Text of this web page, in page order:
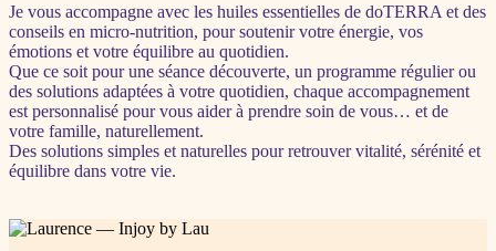
Je vous accompagne avec les huiles essentielles de doTERRA et des
conseils en micro-nutrition, pour soutenir votre énergie, vos
émotions et votre équilibre au quotidien.
Que ce soit pour une séance découverte, un programme régulier ou
des solutions adaptées à votre quotidien, chaque accompagnement
est personnalisé pour vous aider à prendre soin de vous… et de
votre famille, naturellement.
Des solutions simples et naturelles pour retrouver vitalité, sérénité et
équilibre dans votre vie.